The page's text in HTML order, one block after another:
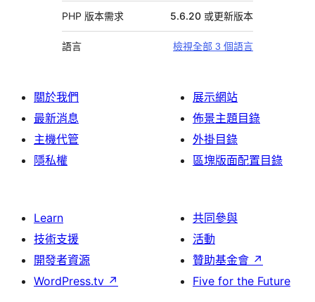
PHP 版本需求 5.6.20 或更新版本
語言 檢視全部 3 個語言
關於我們
最新消息
主機代管
隱私權
展示網站
佈景主題目錄
外掛目錄
區塊版面配置目錄
Learn
技術支援
開發者資源
WordPress.tv ↗
共同參與
活動
贊助基金會 ↗
Five for the Future